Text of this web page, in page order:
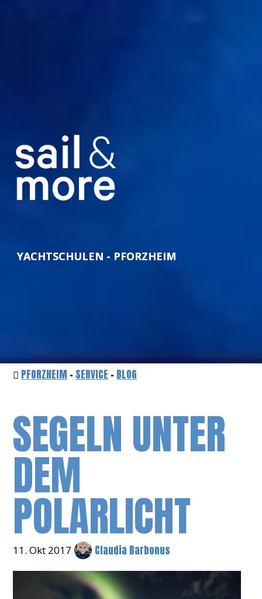
YACHTSCHULEN - PFORZHEIM
PFORZHEIM - SERVICE - BLOG
SEGELN UNTER
DEM
POLARLICHT
11. Okt 2017 Claudia Barbonus